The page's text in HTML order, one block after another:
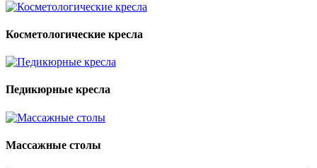
Косметологические кресла
Педикюрные кресла
Массажные столы